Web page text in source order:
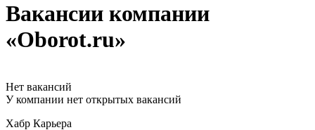
Вакансии компании
«Oborot.ru»
Нет вакансий
У компании нет открытых вакансий
Хабр Карьера